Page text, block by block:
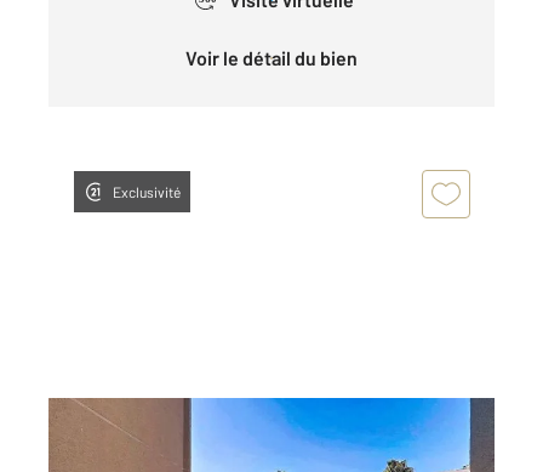
Voir le détail du bien
Exclusivité
CANNES LA BOCCA 06